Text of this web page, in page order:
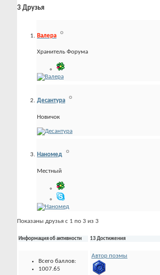
3 Друзья
Валера
Хранитель Форума
Десантура
Новичок
Наномед
Местный
Показаны друзья с 1 по 3 из 3
Информация об активности
Всего баллов:
1007.65
13 Достижения
Автор поэмы